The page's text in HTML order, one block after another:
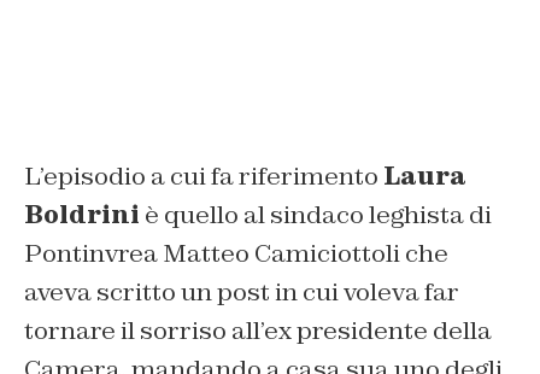
L’episodio a cui fa riferimento Laura
Boldrini è quello al sindaco leghista di
Pontinvrea Matteo Camiciottoli che
aveva scritto un post in cui voleva far
tornare il sorriso all’ex presidente della